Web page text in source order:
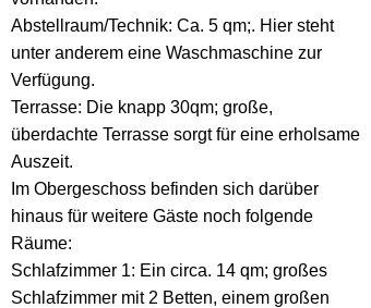
Abstellraum/Technik: Ca. 5 qm;. Hier steht
unter anderem eine Waschmaschine zur
Verfügung.
Terrasse: Die knapp 30qm; große,
überdachte Terrasse sorgt für eine erholsame
Auszeit.
Im Obergeschoss befinden sich darüber
hinaus für weitere Gäste noch folgende
Räume:
Schlafzimmer 1: Ein circa. 14 qm; großes
Schlafzimmer mit 2 Betten, einem großen